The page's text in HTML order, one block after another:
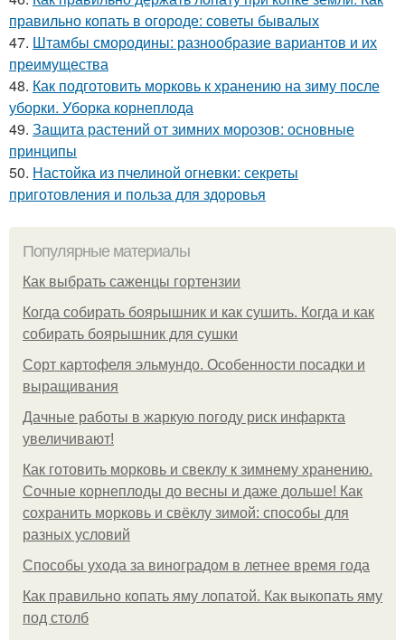
правильно копать в огороде: советы бывалых
47. Штамбы смородины: разнообразие вариантов и их
преимущества
48. Как подготовить морковь к хранению на зиму после
уборки. Уборка корнеплода
49. Защита растений от зимних морозов: основные
принципы
50. Настойка из пчелиной огневки: секреты
приготовления и польза для здоровья
Популярные материалы
Как выбрать саженцы гортензии
Когда собирать боярышник и как сушить. Когда и как
собирать боярышник для сушки
Сорт картофеля эльмундо. Особенности посадки и
выращивания
Дачные работы в жаркую погоду риск инфаркта
увеличивают!
Как готовить морковь и свеклу к зимнему хранению.
Сочные корнеплоды до весны и даже дольше! Как
сохранить морковь и свёклу зимой: способы для
разных условий
Способы ухода за виноградом в летнее время года
Как правильно копать яму лопатой. Как выкопать яму
под столб